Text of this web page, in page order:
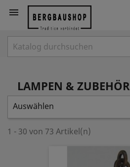

LAMPEN & ZUBEHÖR
Auswählen
1 - 30 von 73 Artikel(n)